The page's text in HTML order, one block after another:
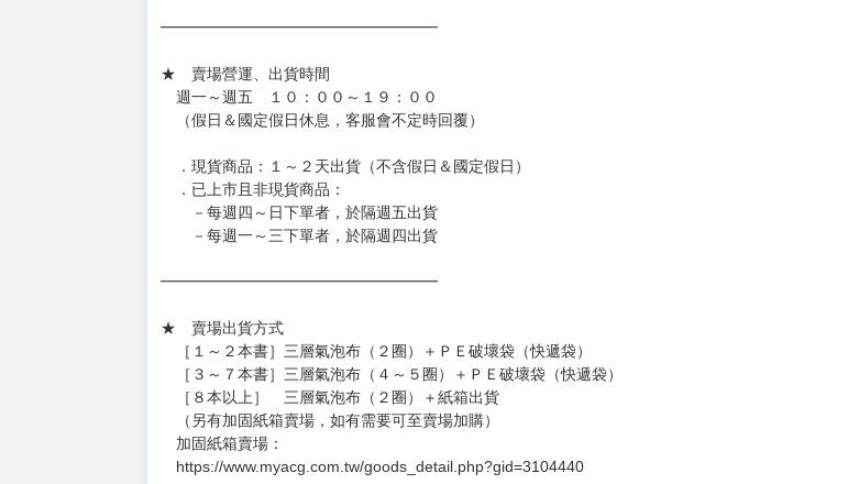
━━━━━━━━━━━━━━━━━━
★ 賣場營運、出貨時間
週一～週五 １０：００～１９：００
（假日＆國定假日休息，客服會不定時回覆）
．現貨商品：１～２天出貨（不含假日＆國定假日）
．已上市且非現貨商品：
－每週四～日下單者，於隔週五出貨
－每週一～三下單者，於隔週四出貨
━━━━━━━━━━━━━━━━━━
★ 賣場出貨方式
［１～２本書］三層氣泡布（２圈）＋ＰＥ破壞袋（快遞袋）
［３～７本書］三層氣泡布（４～５圈）＋ＰＥ破壞袋（快遞袋）
［８本以上］ 三層氣泡布（２圈）＋紙箱出貨
（另有加固紙箱賣場，如有需要可至賣場加購）
加固紙箱賣場：
https://www.myacg.com.tw/goods_detail.php?gid=3104440